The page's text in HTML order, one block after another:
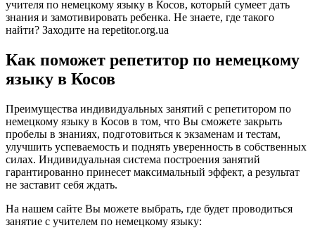
учителя по немецкому языку в Косов, который сумеет дать
знания и замотивировать ребенка. Не знаете, где такого
найти? Заходите на repetitor.org.ua
Как поможет репетитор по немецкому
языку в Косов
Преимущества индивидуальных занятий с репетитором по
немецкому языку в Косов в том, что Вы сможете закрыть
пробелы в знаниях, подготовиться к экзаменам и тестам,
улучшить успеваемость и поднять уверенность в собственных
силах. Индивидуальная система построения занятий
гарантированно принесет максимальный эффект, а результат
не заставит себя ждать.
На нашем сайте Вы можете выбрать, где будет проводиться
занятие с учителем по немецкому языку: